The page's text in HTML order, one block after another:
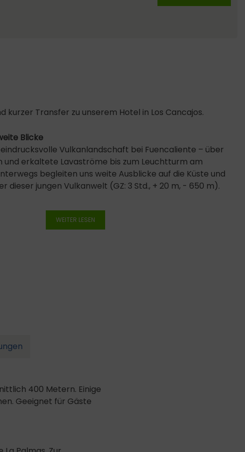
kurzer Transfer zu unserem Hotel in Los Cancajos.
Blicke
Vulkanlandschaft bei Fuencaliente – über
und erkaltete Lavaströme bis zum Leuchtturm am
begleiten uns weite Ausblicke auf die Küste und
dieser jungen Vulkanwelt (GZ: 3 Std., + 20 m, - 650 m).
WEITER LESEN
400 Metern. Einige
Geeignet für Gäste